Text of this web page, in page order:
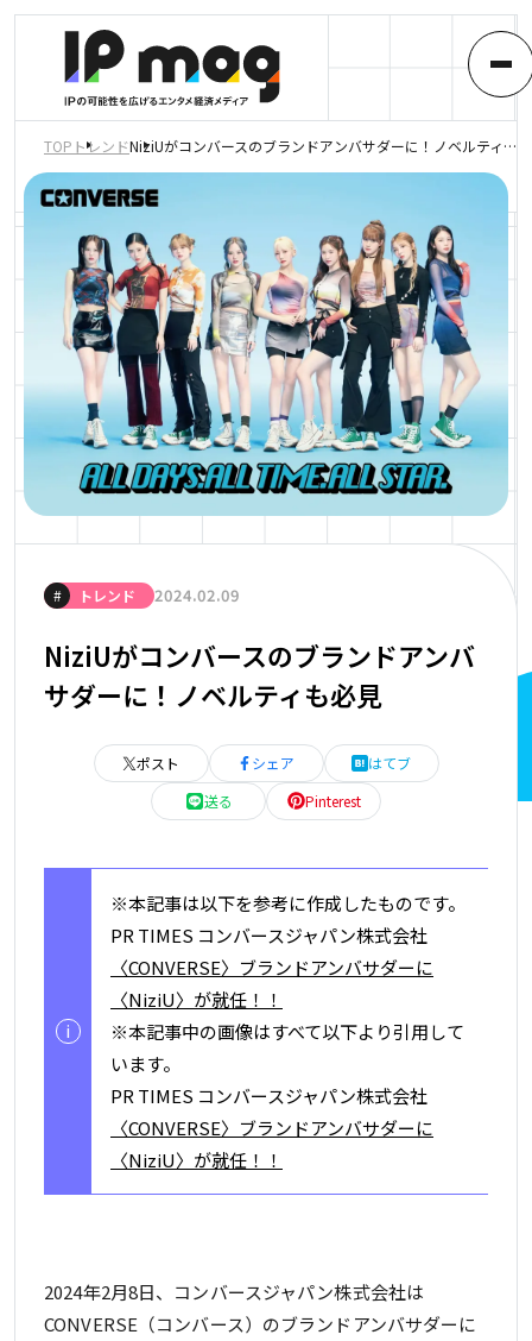
TOP トレンド NiziUがコンバースのブランドアンバサダーに！ノベルティも必見
# トレンド 2024.02.09
NiziUがコンバースのブランドアンバ
サダーに！ノベルティも必見
ポスト シェア
はてブ
送る
Pinterest
i
※本記事は以下を参考に作成したものです。
PR TIMES コンバースジャパン株式会社
〈CONVERSE〉ブランドアンバサダーに
〈NiziU〉が就任！！
※本記事中の画像はすべて以下より引用して
います。
PR TIMES コンバースジャパン株式会社
〈CONVERSE〉ブランドアンバサダーに
〈NiziU〉が就任！！
2024年2月8日、コンバースジャパン株式会社は
CONVERSE（コンバース）のブランドアンバサダーに